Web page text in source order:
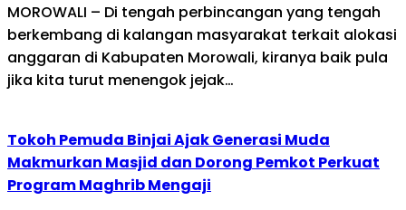
MOROWALI – Di tengah perbincangan yang tengah
berkembang di kalangan masyarakat terkait alokasi
anggaran di Kabupaten Morowali, kiranya baik pula
jika kita turut menengok jejak…
Tokoh Pemuda Binjai Ajak Generasi Muda
Makmurkan Masjid dan Dorong Pemkot Perkuat
Program Maghrib Mengaji